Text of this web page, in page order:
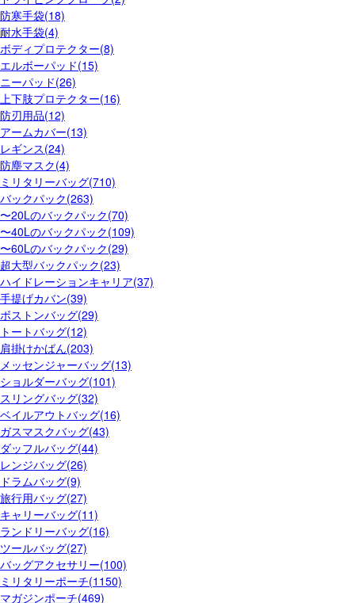
防寒手袋(18)
耐水手袋(4)
ボディプロテクター(8)
エルボーパッド(15)
ニーパッド(26)
上下肢プロテクター(16)
防刃用品(12)
アームカバー(13)
レギンス(24)
防塵マスク(4)
ミリタリーバッグ(710)
バックパック(263)
〜20Lのバックパック(70)
〜40Lのバックパック(109)
〜60Lのバックパック(29)
超大型バックパック(23)
ハイドレーションキャリア(37)
手提げカバン(39)
ボストンバッグ(29)
トートバッグ(12)
肩掛けかばん(203)
メッセンジャーバッグ(13)
ショルダーバッグ(101)
スリングバッグ(32)
ベイルアウトバッグ(16)
ガスマスクバッグ(43)
ダッフルバッグ(44)
レンジバッグ(26)
ドラムバッグ(9)
旅行用バッグ(27)
キャリーバッグ(11)
ランドリーバッグ(16)
ツールバッグ(27)
バッグアクセサリー(100)
ミリタリーポーチ(1150)
マガジンポーチ(469)